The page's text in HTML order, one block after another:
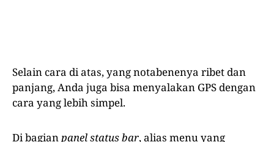
Selain cara di atas, yang notabenenya ribet dan
panjang, Anda juga bisa menyalakan GPS dengan
cara yang lebih simpel.
Di bagian panel status bar, alias menu yang